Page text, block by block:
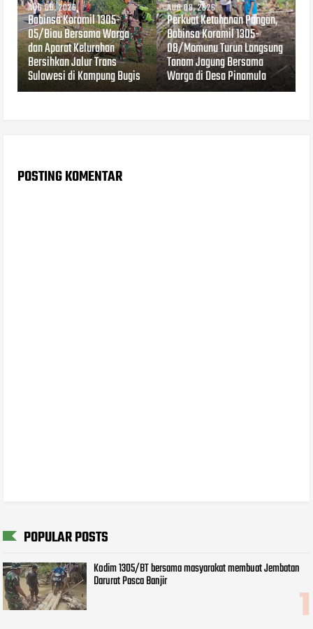
AUG 08, 2026
Babinsa Koramil 1305-
05/Biau Bersama Warga
dan Aparat Kelurahan
Bersihkan Jalur Trans
Sulawesi di Kampung Bugis
AUG 08, 2026
Perkuat Ketahanan Pangan,
Babinsa Koramil 1305-
08/Momunu Turun Langsung
Tanam Jagung Bersama
Warga di Desa Pinamula
POSTING KOMENTAR
POPULAR POSTS
Kodim 1305/BT bersama masyarakat membuat Jembatan
Darurat Pasca Banjir